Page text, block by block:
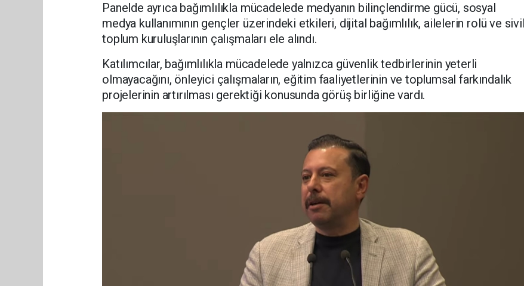
Panelde ayrıca bağımlılıkla mücadelede medyanın bilinçlendirme gücü, sosyal
medya kullanımının gençler üzerindeki etkileri, dijital bağımlılık, ailelerin rolü ve sivil
toplum kuruluşlarının çalışmaları ele alındı.
Katılımcılar, bağımlılıkla mücadelede yalnızca güvenlik tedbirlerinin yeterli
olmayacağını, önleyici çalışmaların, eğitim faaliyetlerinin ve toplumsal farkındalık
projelerinin artırılması gerektiği konusunda görüş birliğine vardı.